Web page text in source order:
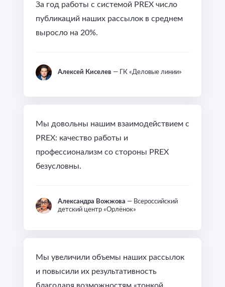
За год работы с системой PREX число
публикаций наших рассылок в среднем
выросло на 20%.
Алексей Киселев — ГК «Деловые линии»
Мы довольны нашим взаимодействием с
PREX: качество работы и
профессионализм со стороны PREX
безусловны.
Александра Вожжова — Всероссийский
детский центр «Орлёнок»
Мы увеличили объемы наших рассылок
и повысили их результативность